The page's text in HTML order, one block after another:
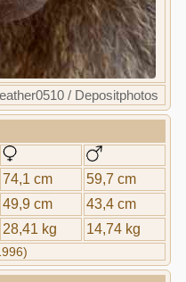
/ Depositphotos
74,1 cm
59,7 cm
49,9 cm
43,4 cm
28,41 kg 14,74 kg